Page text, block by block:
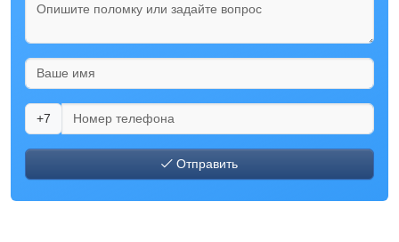
+7
Отправить